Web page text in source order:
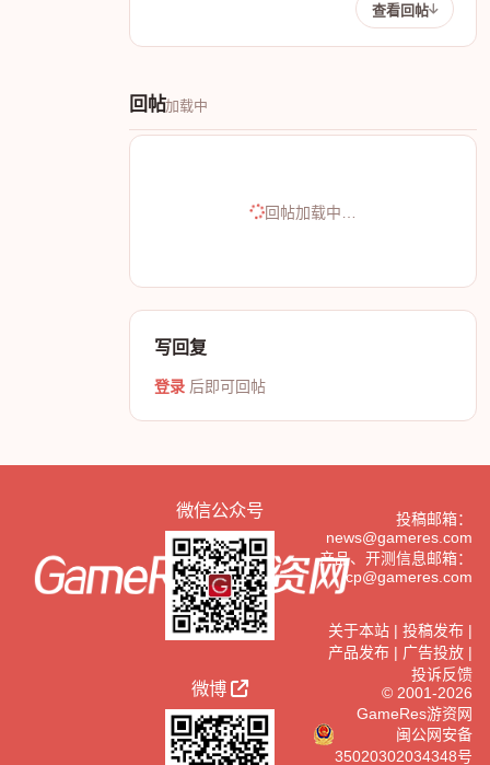
查看回帖
回帖加载中
回帖加载中…
写回复
登录 后即可回帖
微信公众号
微博
投稿邮箱：
news@gameres.com
产品、开测信息邮箱：
cp@gameres.com
关于本站| 投稿发布|
产品发布| 广告投放|
投诉反馈
© 2001-2026
GameRes游资网
闽公网安备
35020302034348号